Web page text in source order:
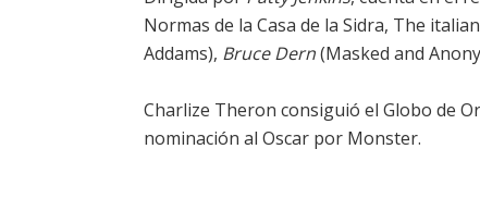
Normas de la Casa de la Sidra, The
Addams), Bruce Dern(Masked and
Charlize Theron consiguió el Globo de
nominación al Oscar por Monster.